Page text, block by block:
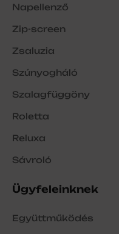
Napellenző
Zip-screen
Zsaluzia
Szúnyogháló
Szalagfüggöny
Roletta
Reluxa
Sávroló
Ügyfeleinknek
Együttműködés